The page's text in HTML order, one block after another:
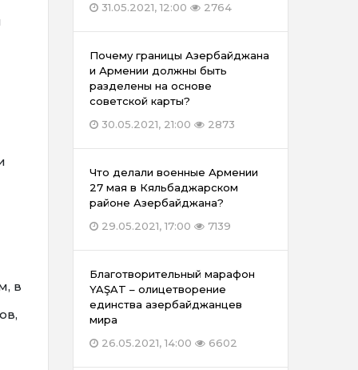
в
31.05.2021, 12:00
2764
Почему границы Азербайджана
и Армении должны быть
разделены на основе
советской карты?
30.05.2021, 21:00
2873
Что делали военные Армении
27 мая в Кяльбаджарском
районе Азербайджана?
29.05.2021, 17:00
7139
Благотворительный марафон
YAŞAT – олицетворение
единства азербайджанцев
мира
26.05.2021, 14:00
6602